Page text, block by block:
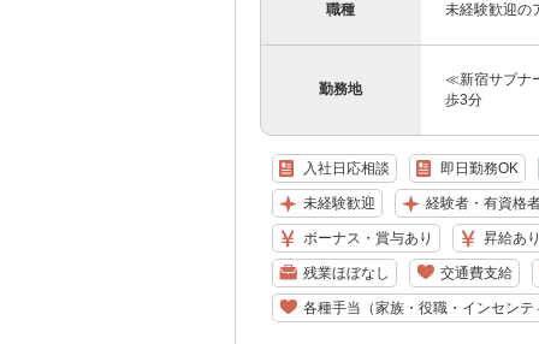
職種 未経験歓迎の
勤務地
≪新宿サブナ
歩3分
入社日応相談 即日勤務OK
未経験歓迎 経験者・有資格
ボーナス・賞与あり 昇給あり
残業ほぼなし 交通費支給
各種手当（家族・役職・インセンテ